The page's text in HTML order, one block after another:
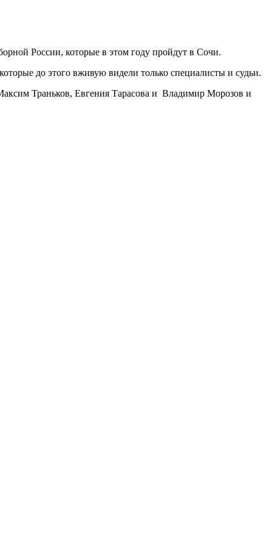
России, которые в этом году пройдут в Сочи.
до этого вживую видели только специалисты и судьи.
Траньков, Евгения Тарасова и Владимир Морозов и